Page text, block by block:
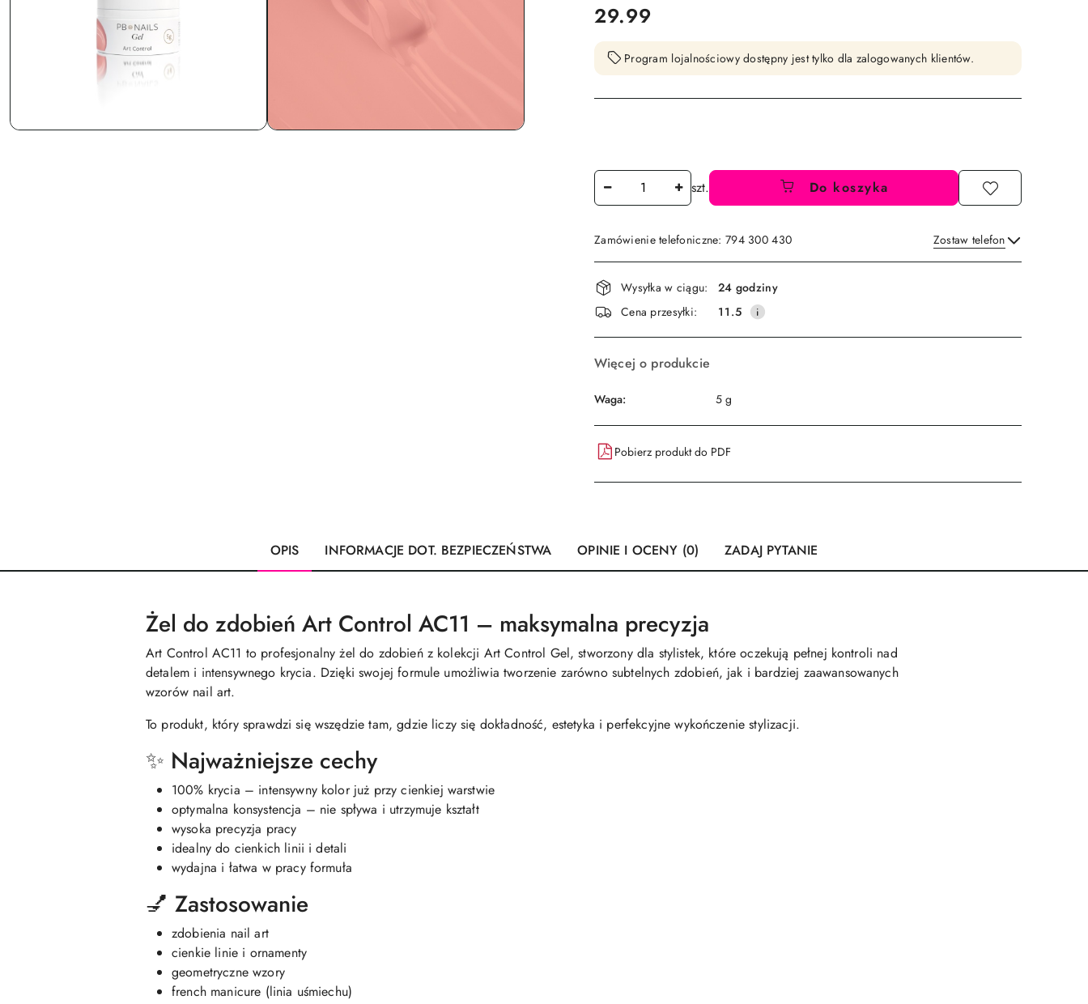
cena:
29.99
Program lojalnościowy dostępny jest tylko dla zalogowanych klientów.
Ilość szt. Do koszyka
Zamówienie telefoniczne: 794 300 430 Zostaw telefon
Wyślij
Dostępność
i
dostawa
Wysyłka w ciągu:
24 godziny
Cena przesyłki:
11.5
Więcej o produkcie
Waga: 5 g
Pobierz produkt do PDF
OPIS INFORMACJE DOT. BEZPIECZEŃSTWA OPINIE I OCENY (0) ZADAJ PYTANIE
Żel do zdobień Art Control AC11 – maksymalna precyzja
Art Control AC11 to profesjonalny żel do zdobień z kolekcji Art Control Gel, stworzony dla stylistek, które oczekują pełnej kontroli nad
detalem i intensywnego krycia. Dzięki swojej formule umożliwia tworzenie zarówno subtelnych zdobień, jak i bardziej zaawansowanych
wzorów nail art.
To produkt, który sprawdzi się wszędzie tam, gdzie liczy się dokładność, estetyka i perfekcyjne wykończenie stylizacji.
✨ Najważniejsze cechy
100% krycia – intensywny kolor już przy cienkiej warstwie
optymalna konsystencja – nie spływa i utrzymuje kształt
wysoka precyzja pracy
idealny do cienkich linii i detali
wydajna i łatwa w pracy formuła
💅 Zastosowanie
zdobienia nail art
cienkie linie i ornamenty
geometryczne wzory
french manicure (linia uśmiechu)